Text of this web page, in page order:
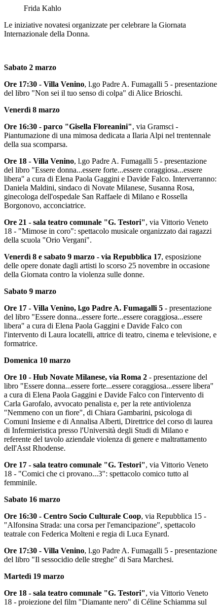
Frida Kahlo
Le iniziative novatesi organizzate per celebrare la Giornata
Internazionale della Donna.
Sabato 2 marzo
Ore 17:30 - Villa Venino, l.go Padre A. Fumagalli 5 - presentazione
del libro "Non sei il tuo senso di colpa" di Alice Brioschi.
Venerdì 8 marzo
Ore 16:30 - parco "Gisella Floreanini", via Gramsci -
Piantumazione di una mimosa dedicata a Ilaria Alpi nel trentennale
della sua scomparsa.
Ore 18 - Villa Venino, l.go Padre A. Fumagalli 5 - presentazione
del libro "Essere donna...essere forte...essere coraggiosa...essere
libera" a cura di Elena Paola Gaggini e Davide Falco. Interverranno:
Daniela Maldini, sindaco di Novate Milanese, Susanna Rosa,
ginecologa dell'ospedale San Raffaele di Milano e Rossella
Borgonovo, acconciatrice.
Ore 21 - sala teatro comunale "G. Testori", via Vittorio Veneto
18 - "Mimose in coro": spettacolo musicale organizzato dai ragazzi
della scuola "Orio Vergani".
Venerdì 8 e sabato 9 marzo - via Repubblica 17, esposizione
delle opere donate dagli artisti lo scorso 25 novembre in occasione
della Giornata contro la violenza sulle donne.
Sabato 9 marzo
Ore 17 - Villa Venino, l.go Padre A. Fumagalli 5 - presentazione
del libro "Essere donna...essere forte...essere coraggiosa...essere
libera" a cura di Elena Paola Gaggini e Davide Falco con
l'intervento di Laura locatelli, attrice di teatro, cinema e televisione, e
formatrice.
Domenica 10 marzo
Ore 10 - Hub Novate Milanese, via Roma 2 - presentazione del
libro "Essere donna...essere forte...essere coraggiosa...essere libera"
a cura di Elena Paola Gaggini e Davide Falco con l'intervento di
Carla Garofalo, avvocato penalista e, per la rete antiviolenza
"Nemmeno con un fiore", di Chiara Gambarini, psicologa di
Comuni Insieme e di Annalisa Alberti, Direttrice del corso di laurea
di Infermieristica presso l'Università degli Studi di Milano e
referente del tavolo aziendale violenza di genere e maltrattamento
dell'Asst Rhodense.
Ore 17 - sala teatro comunale "G. Testori", via Vittorio Veneto
18 - "Comici che ci provano...3": spettacolo comico tutto al
femminile.
Sabato 16 marzo
Ore 16:30 - Centro Socio Culturale Coop, via Repubblica 15 -
"Alfonsina Strada: una corsa per l'emancipazione", spettacolo
teatrale con Federica Molteni e regia di Luca Eynard.
Ore 17:30 - Villa Venino, l.go Padre A. Fumagalli 5 - presentazione
del libro "Il sessocidio delle streghe" di Sara Marchesi.
Martedì 19 marzo
Ore 18 - sala teatro comunale "G. Testori", via Vittorio Veneto
18 - proiezione del film "Diamante nero" di Céline Schiamma sul